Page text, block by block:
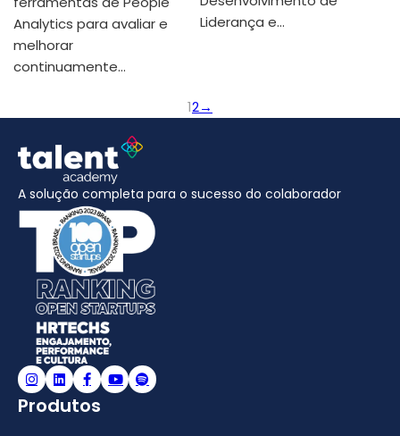
Analytics para avaliar e
melhorar
continuamente…
Liderança e…
12→
A solução completa para o sucesso do colaborador
Produtos